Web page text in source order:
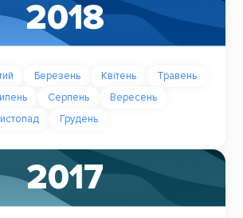
2018
Березень Квітень
Травень
Серпень
Вересень
Грудень
2017